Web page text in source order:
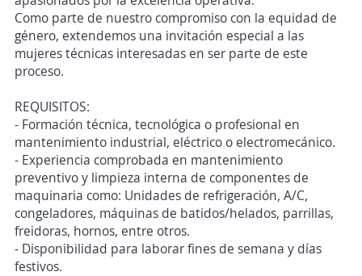
Como parte de nuestro compromiso con la equidad de
género, extendemos una invitación especial a las
mujeres técnicas interesadas en ser parte de este
proceso.
REQUISITOS:
- Formación técnica, tecnológica o profesional en
mantenimiento industrial, eléctrico o electromecánico.
- Experiencia comprobada en mantenimiento
preventivo y limpieza interna de componentes de
maquinaria como: Unidades de refrigeración, A/C,
congeladores, máquinas de batidos/helados, parrillas,
freidoras, hornos, entre otros.
- Disponibilidad para laborar fines de semana y días
festivos.